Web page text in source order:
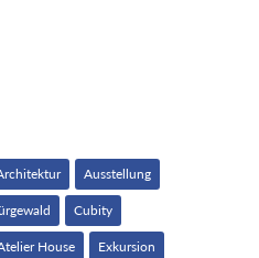
Ausstellung
Cubity
House Exkursion